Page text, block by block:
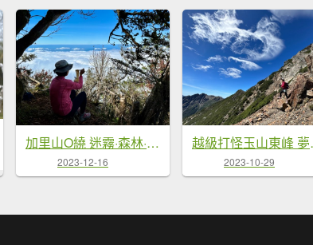
加里山O繞 迷霧·森林·鐵道·雲海絢麗登場
2023-12-16
越級
2023-10-29